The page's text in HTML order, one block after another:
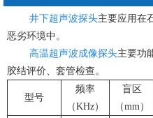
井下超声波探头主要应用在
恶劣环境中。
高温超声波成像探头主要功
胶结评价、套管检查。
型号
频率
（KHz）
盲区
（mm）